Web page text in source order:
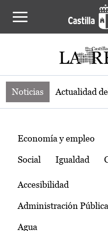
Noticias de la
Noticias Actualidad
Temas
Economía y empleo
Social Igualdad
Accesibilidad
Administración Pública
Agua